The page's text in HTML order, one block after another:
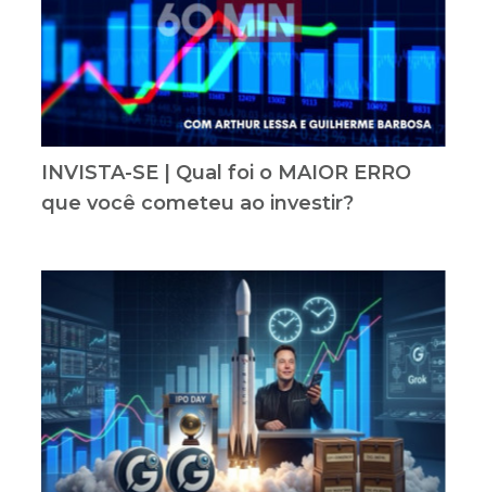
INVISTA-SE | Qual foi o MAIOR ERRO
que você cometeu ao investir?